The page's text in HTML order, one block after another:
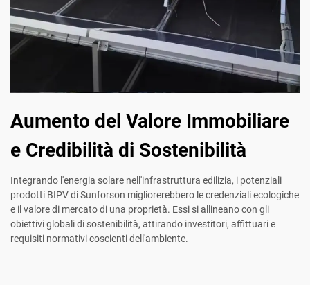
Aumento del Valore Immobiliare
e Credibilità di Sostenibilità
Integrando l'energia solare nell'infrastruttura edilizia, i potenziali
prodotti BIPV di Sunforson migliorerebbero le credenziali ecologiche
e il valore di mercato di una proprietà. Essi si allineano con gli
obiettivi globali di sostenibilità, attirando investitori, affittuari e
requisiti normativi coscienti dell'ambiente.